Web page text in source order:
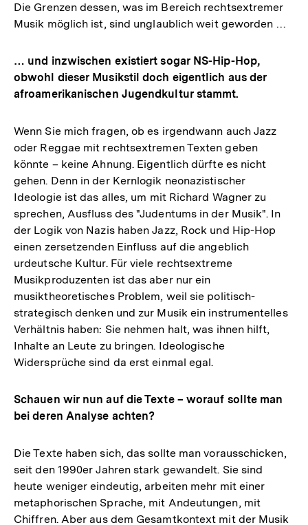
Die Grenzen dessen, was im Bereich rechtsextremer
Musik möglich ist, sind unglaublich weit geworden …
… und inzwischen existiert sogar NS-Hip-Hop,
obwohl dieser Musikstil doch eigentlich aus der
afroamerikanischen Jugendkultur stammt.
Wenn Sie mich fragen, ob es irgendwann auch Jazz
oder Reggae mit rechtsextremen Texten geben
könnte – keine Ahnung. Eigentlich dürfte es nicht
gehen. Denn in der Kernlogik neonazistischer
Ideologie ist das alles, um mit Richard Wagner zu
sprechen, Ausfluss des "Judentums in der Musik". In
der Logik von Nazis haben Jazz, Rock und Hip-Hop
einen zersetzenden Einfluss auf die angeblich
urdeutsche Kultur. Für viele rechtsextreme
Musikproduzenten ist das aber nur ein
musiktheoretisches Problem, weil sie politisch-
strategisch denken und zur Musik ein instrumentelles
Verhältnis haben: Sie nehmen halt, was ihnen hilft,
Inhalte an Leute zu bringen. Ideologische
Widersprüche sind da erst einmal egal.
Schauen wir nun auf die Texte – worauf sollte man
bei deren Analyse achten?
Die Texte haben sich, das sollte man vorausschicken,
seit den 1990er Jahren stark gewandelt. Sie sind
heute weniger eindeutig, arbeiten mehr mit einer
metaphorischen Sprache, mit Andeutungen, mit
Chiffren. Aber aus dem Gesamtkontext mit der Musik